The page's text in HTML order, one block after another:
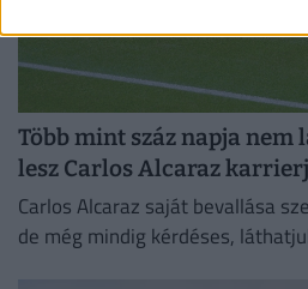
Több mint száz napja nem
lesz Carlos Alcaraz
Carlos Alcaraz saját bevallása
de még mindig kérdéses,